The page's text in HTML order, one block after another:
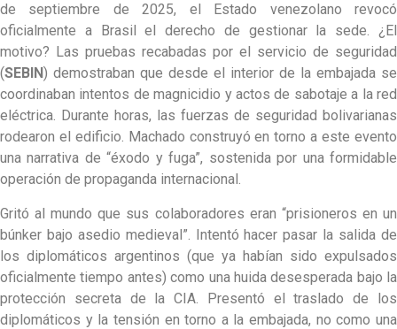
de septiembre de 2025, el Estado venezolano revocó
oficialmente a Brasil el derecho de gestionar la sede. ¿El
motivo? Las pruebas recabadas por el servicio de seguridad
(SEBIN ) demostraban que desde el interior de la embajada se
coordinaban intentos de magnicidio y actos de sabotaje a la red
eléctrica. Durante horas, las fuerzas de seguridad bolivarianas
rodearon el edificio. Machado construyó en torno a este evento
una narrativa de “éxodo y fuga”, sostenida por una formidable
operación de propaganda internacional.
Gritó al mundo que sus colaboradores eran “prisioneros en un
búnker bajo asedio medieval”. Intentó hacer pasar la salida de
los diplomáticos argentinos (que ya habían sido expulsados
oficialmente tiempo antes) como una huida desesperada bajo la
protección secreta de la CIA. Presentó el traslado de los
diplomáticos y la tensión en torno a la embajada, no como una